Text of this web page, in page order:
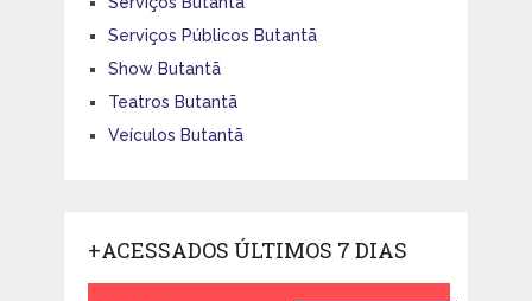
Serviços Públicos Butantã
Show Butantã
Teatros Butantã
Veículos Butantã
+ACESSADOS ÚLTIMOS 7 DIAS